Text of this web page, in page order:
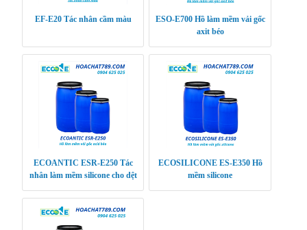
EF-E20 Tác nhân cầm màu
ESO-E700 Hồ làm mềm vải gốc
axit béo
ECOANTIC ESR-E250 Tác
nhân làm mềm silicone cho dệt
nghiệp
ECOSILICONE ES-E350 Hồ
mềm silicone